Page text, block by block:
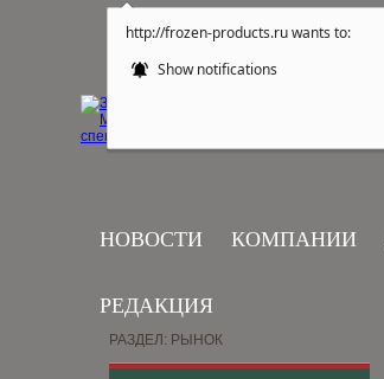
http://frozen-products.ru wants to:
Show notifications
НОВОСТИ КОМПАНИИ
РЕДАКЦИЯ
РАЗДЕЛ: РЫНОК